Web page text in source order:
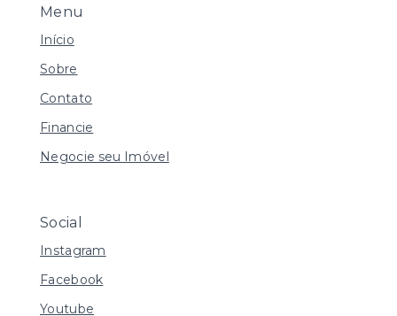
Menu
Início
Sobre
Contato
Financie
Negocie seu Imóvel
Social
Instagram
Facebook
Youtube